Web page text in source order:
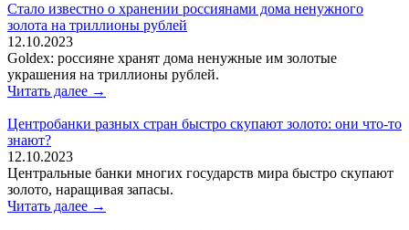
Стало известно о хранении россиянами дома ненужного
золота на триллионы рублей
12.10.2023
Goldex: россияне хранят дома ненужные им золотые
украшения на триллионы рублей.
Читать далее →
Центробанки разных стран быстро скупают золото: они что-то
знают?
12.10.2023
Центральные банки многих государств мира быстро скупают
золото, наращивая запасы.
Читать далее →